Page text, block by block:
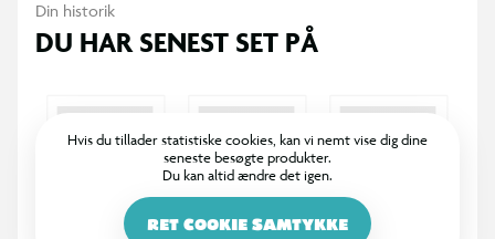
Din historik
DU HAR SENEST SET PÅ
Hvis du tillader statistiske cookies, kan vi nemt vise dig dine
seneste besøgte produkter.
Du kan altid ændre det igen.
RET COOKIE SAMTYKKE